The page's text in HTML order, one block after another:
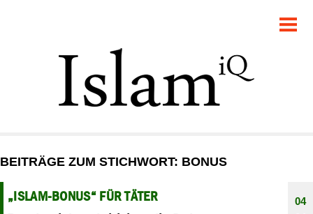
GESELLSCHAFT
STARTSEITE
DEBATTE
BEITRÄGE ZUM STICHWORT: BONUS
„ISLAM-BONUS“ FÜR TÄTER
04